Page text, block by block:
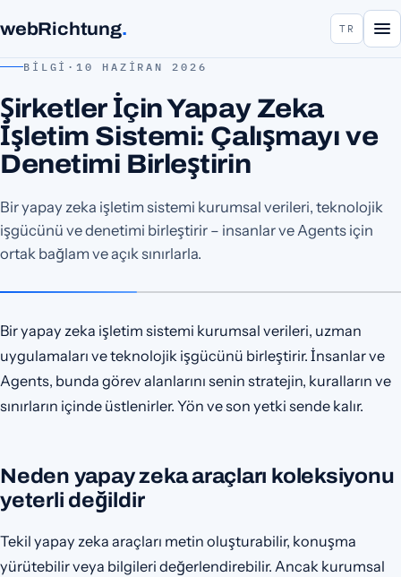
webRichtung. TR
BILGI · 10 HAZIRAN 2026
Şirketler İçin Yapay Zeka
İşletim Sistemi: Çalışmayı ve
Denetimi Birleştirin
Bir yapay zeka işletim sistemi kurumsal verileri, teknolojik
işgücünü ve denetimi birleştirir – insanlar ve Agents için
ortak bağlam ve açık sınırlarla.
Bir yapay zeka işletim sistemi kurumsal verileri, uzman
uygulamaları ve teknolojik işgücünü birleştirir. İnsanlar ve
Agents, bunda görev alanlarını senin stratejin, kuralların ve
sınırların içinde üstlenirler. Yön ve son yetki sende kalır.
Neden yapay zeka araçları koleksiyonu
yeterli değildir
Tekil yapay zeka araçları metin oluşturabilir, konuşma
yürütebilir veya bilgileri değerlendirebilir. Ancak kurumsal